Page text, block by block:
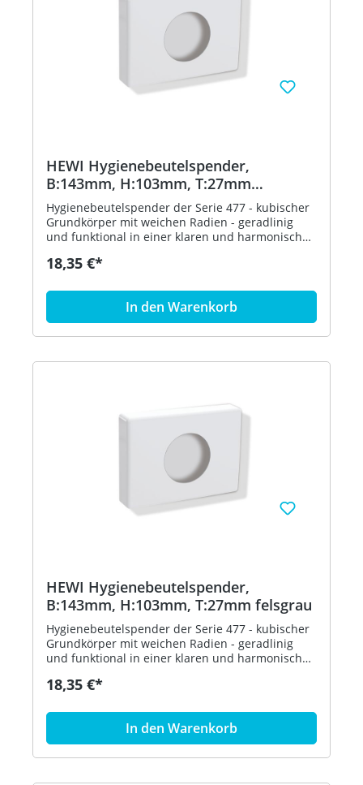
HEWI Hygienebeutelspender,
B:143mm, H:103mm, T:27mm
aquablau
Hygienebeutelspender der Serie 477 - kubischer
Grundkörper mit weichen Radien - geradlinig
und funktional in einer klaren und harmonischen
Entnahme von handelsüblichen Hygienebeuteln
breit, 103 mm hoch und 27 mm tief - aus
hochglänzendem Polyamid nach HEWI
Farbtabelle - inklusive korrosionsfreiem HEWI
Befestigungsmaterial - in HEWI Farbe 55
18,35 €*
In den Warenkorb
HEWI Hygienebeutelspender,
B:143mm, H:103mm, T:27mm felsgrau
Hygienebeutelspender der Serie 477 - kubischer
Grundkörper mit weichen Radien - geradlinig
und funktional in einer klaren und harmonischen
Entnahme von handelsüblichen Hygienebeuteln
breit, 103 mm hoch und 27 mm tief - aus
hochglänzendem Polyamid nach HEWI
Farbtabelle - inklusive korrosionsfreiem HEWI
Befestigungsmaterial - in HEWI Farbe 95
18,35 €*
In den Warenkorb